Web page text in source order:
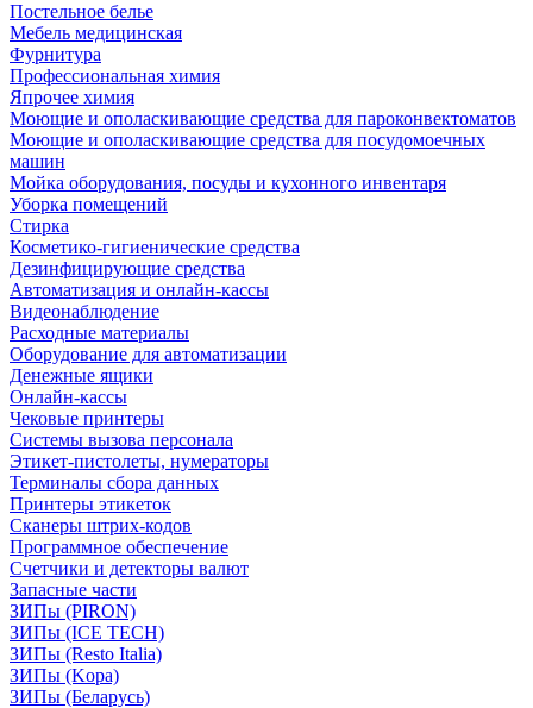
Постельное белье
Мебель медицинская
Фурнитура
Профессиональная химия
Япрочее химия
Моющие и ополаскивающие средства для пароконвектоматов
Моющие и ополаскивающие средства для посудомоечных
машин
Мойка оборудования, посуды и кухонного инвентаря
Уборка помещений
Стирка
Косметико-гигиенические средства
Дезинфицирующие средства
Автоматизация и онлайн-кассы
Видеонаблюдение
Расходные материалы
Оборудование для автоматизации
Денежные ящики
Онлайн-кассы
Чековые принтеры
Системы вызова персонала
Этикет-пистолеты, нумераторы
Терминалы сбора данных
Принтеры этикеток
Сканеры штрих-кодов
Программное обеспечение
Счетчики и детекторы валют
Запасные части
ЗИПы (PIRON)
ЗИПы (ICE TECH)
ЗИПы (Resto Italia)
ЗИПы (Kopa)
ЗИПы (Беларусь)